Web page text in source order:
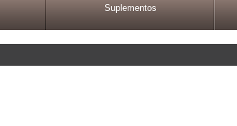
Suplementos